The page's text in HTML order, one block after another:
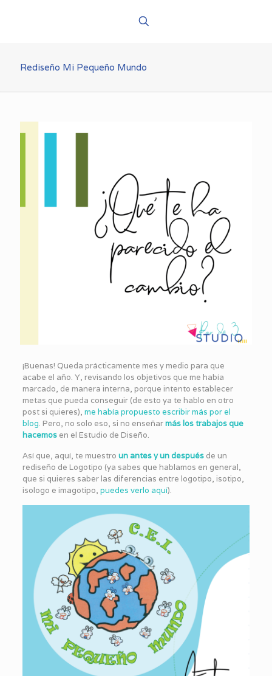
Rediseño Mi Pequeño Mundo
¡Buenas! Queda prácticamente mes y medio para que
acabe el año. Y, revisando los objetivos que me había
marcado, de manera interna, porque intento establecer
metas que pueda conseguir (de esto ya te hablo en otro
post si quieres), me había propuesto escribir más por el
blog. Pero, no solo eso, si no enseñarmás los trabajos que
hacemosen el Estudio de Diseño.
Así que, aquí, te muestro un antes y un despuésde un
rediseño de Logotipo (ya sabes que hablamos en general,
que si quieres saber las diferencias entre logotipo, isotipo,
isologo e imagotipo, puedes verlo aquí).